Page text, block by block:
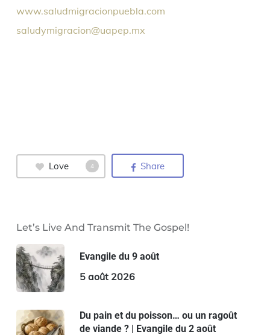
www.saludmigracionpuebla.com
saludymigracion@uapep.mx
Love 4 Share
Let’s Live And Transmit The Gospel!
Evangile du 9 août
5 août 2026
Du pain et du poisson… ou un ragoût
de viande ? | Evangile du 2 août